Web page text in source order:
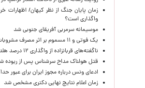
زمان پایان جنگ از نظر کیهان/ اظهارات
واگذاری است؟
موسیمانه سرمربی آفریقای جنوبی شد
یک فوتی و ۱۱ مسموم بر اثر مصرف مشروبات الکلی در نیشابور
ناگفته‌های قربانزاده از واگذاری ۱۲ درصد هلدینگ خلیج فارس
قتل هولناک مداح سرشناس پس از ربوده
ادعای ونس درباره مجوز ایران برای عبور
زمان اعلام نتایج نهایی دکتری مشخص شد